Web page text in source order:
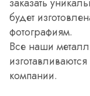
будет
фотографиям.
Все наши
компании.